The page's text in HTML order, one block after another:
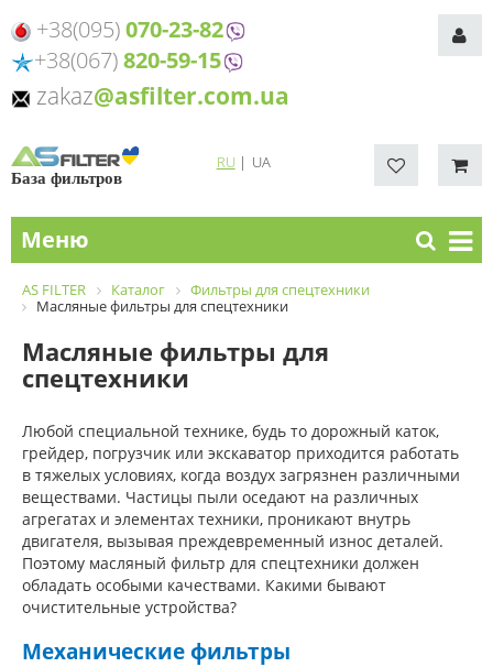
+38(095)070-23-82
+38(067)820-59-15
zakaz@asfilter.com.ua
База фильтров
RU| UA
Меню
AS FILTER Каталог
Фильтры для спецтехники
Масляные фильтры для спецтехники
Масляные фильтры для
спецтехники
Любой специальной технике, будь то дорожный каток,
грейдер, погрузчик или экскаватор приходится работать
в тяжелых условиях, когда воздух загрязнен различными
веществами. Частицы пыли оседают на различных
агрегатах и элементах техники, проникают внутрь
двигателя, вызывая преждевременный износ деталей.
Поэтому масляный фильтр для спецтехники должен
обладать особыми качествами. Какими бывают
очистительные устройства?
Механические фильтры